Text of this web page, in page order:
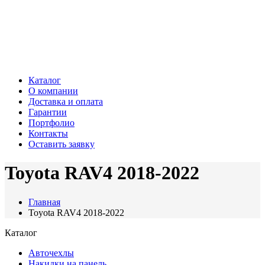
Каталог
О компании
Доставка и оплата
Гарантии
Портфолио
Контакты
Оставить заявку
Toyota RAV4 2018-2022
Главная
Toyota RAV4 2018-2022
Каталог
Авточехлы